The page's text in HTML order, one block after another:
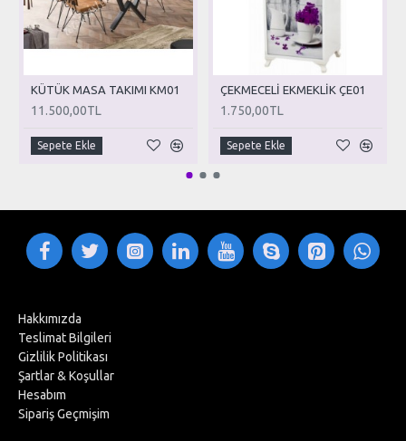
KÜTÜK MASA TAKIMI KM01
11.500,00TL
Sepete Ekle
ÇEKMECELİ EKMEKLİK ÇE01
1.750,00TL
Sepete Ekle
Hakkımızda
Teslimat Bilgileri
Gizlilik Politikası
Şartlar & Koşullar
Hesabım
Sipariş Geçmişim